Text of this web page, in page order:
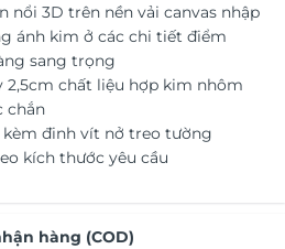
nổi 3D trên nền vải canvas nhập
ánh kim ở các chi tiết điểm
sang trọng
chất liệu hợp kim nhôm
chắn
đinh vít nở treo tường
kích thước yêu cầu
hàng (COD)